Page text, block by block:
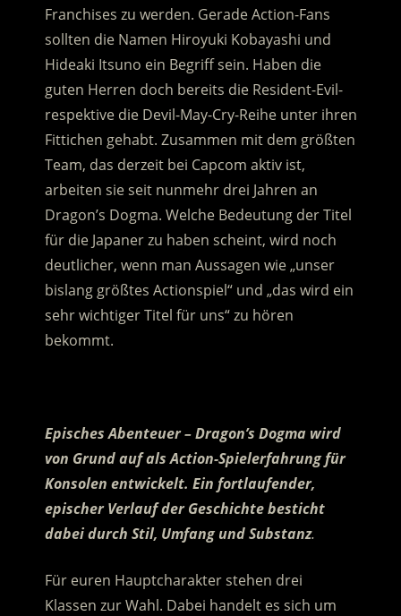
Franchises zu werden. Gerade Action-Fans
sollten die Namen Hiroyuki Kobayashi und
Hideaki Itsuno ein Begriff sein. Haben die
guten Herren doch bereits die Resident-Evil-
respektive die Devil-May-Cry-Reihe unter ihren
Fittichen gehabt. Zusammen mit dem größten
Team, das derzeit bei Capcom aktiv ist,
arbeiten sie seit nunmehr drei Jahren an
Dragon’s Dogma. Welche Bedeutung der Titel
für die Japaner zu haben scheint, wird noch
deutlicher, wenn man Aussagen wie „unser
bislang größtes Actionspiel“ und „das wird ein
sehr wichtiger Titel für uns“ zu hören
bekommt.
Episches Abenteuer – Dragon’s Dogma wird
von Grund auf als Action-Spielerfahrung für
Konsolen entwickelt. Ein fortlaufender,
epischer Verlauf der Geschichte besticht
dabei durch Stil, Umfang und Substanz.
Für euren Hauptcharakter stehen drei
Klassen zur Wahl. Dabei handelt es sich um